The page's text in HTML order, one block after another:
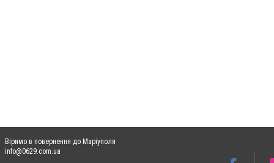
Віримо в повернення до Маріуполя
info@0629.com.ua